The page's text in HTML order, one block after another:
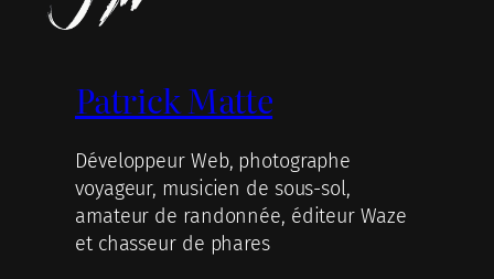
Patrick Matte
Développeur Web, photographe
voyageur, musicien de sous-sol,
amateur de randonnée, éditeur Waze
et chasseur de phares